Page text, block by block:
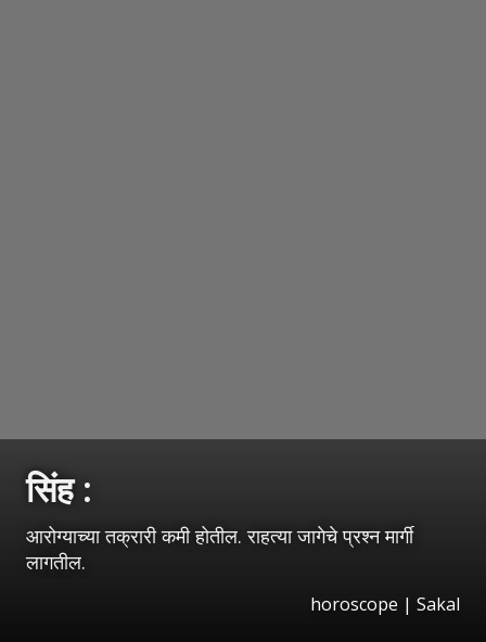
सिंह :
आरोग्याच्या तक्रारी कमी होतील. राहत्या जागेचे प्रश्‍न मार्गी
लागतील.
horoscope | Sakal